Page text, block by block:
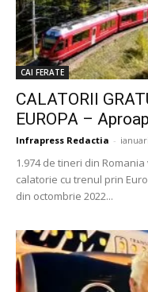
CAI FERATE
CALATORII
EUROPA –
Infrapress Redactia -
1.974 de tineri din
calatorie cu trenul prin
din octombrie 2022...